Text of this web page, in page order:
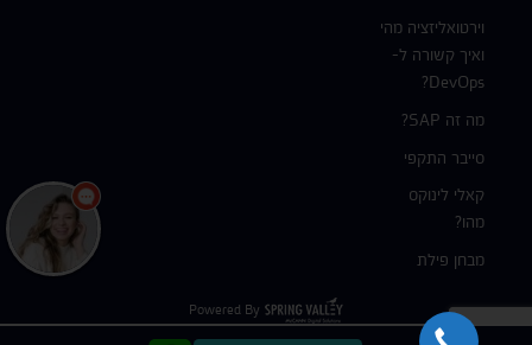
וירטואליזציה מהי
ואיך קשורה ל-
DevOps?
מה זה SAP?
סייבר התקפי
קאלי לינוקס
מהו?
מבחן פילת
Powered By